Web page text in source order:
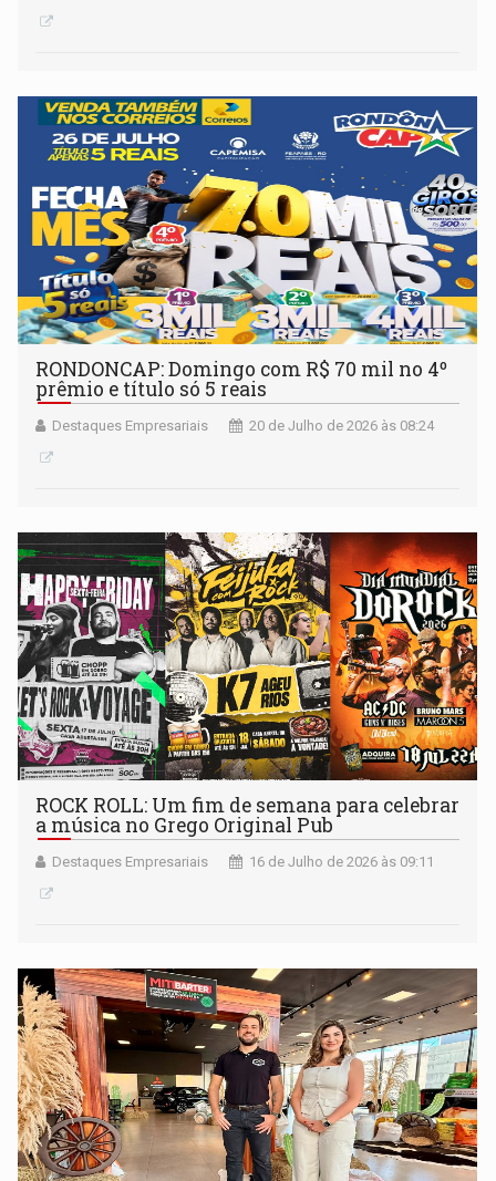
RONDONCAP: Domingo com R$ 70 mil no 4º
prêmio e título só 5 reais
Destaques Empresariais 20 de Julho de 2026 às 08:24
ROCK ROLL: Um fim de semana para celebrar
a música no Grego Original Pub
Destaques Empresariais 16 de Julho de 2026 às 09:11